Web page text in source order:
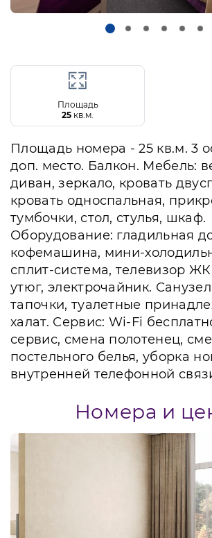
Площадь
25 кв.м.
Площадь номера - 25 кв.м. 3
доп. место. Балкон. Мебель:
диван, зеркало, кровать
кровать односпальная,
тумбочки, стол, стулья, шкаф.
Оборудование: гладильная
кофемашина, мини-
сплит-система, телевизор
утюг, электрочайник.
тапочки, туалетные
халат. Сервис: Wi-Fi
сервис, смена полотенец,
постельного белья, уборка
внутренней телефонной
Номера и